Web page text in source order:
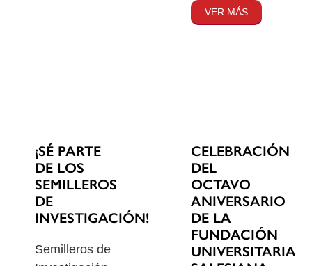
VER MÁS
¡SÉ PARTE
DE LOS
SEMILLEROS
DE
INVESTIGACIÓN!
Semilleros de
CELEBRACIÓN
DEL
OCTAVO
ANIVERSARIO
DE LA
FUNDACIÓN
UNIVERSITARIA